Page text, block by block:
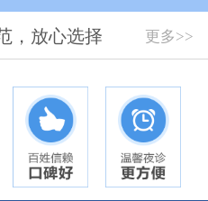
，放心选择 更多>>